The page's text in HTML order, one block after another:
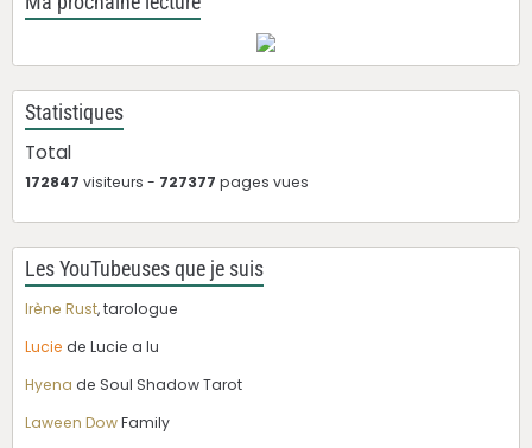
Statistiques
Total
172847 visiteurs - 727377 pages vues
Les YouTubeuses que je suis
Irène Rust, tarologue
Lucie de Lucie a lu
Hyena de Soul Shadow Tarot
Laween DowFamily